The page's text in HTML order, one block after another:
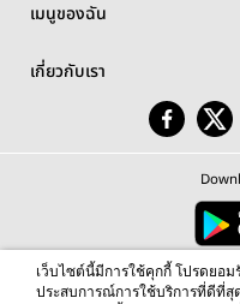
เมนูของฉัน
เกี่ยวกับเรา
© 2026 readAwrite.com by
This site is protected by reCAPTCHA
เว็บไซต์นี้มีการใช้คุกกี้ โปรดยอ
ประสบการณ์การใช้บริการที่ดีที่